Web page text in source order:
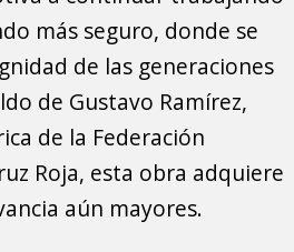
más seguro, donde se
de las generaciones
de Gustavo Ramírez,
de la Federación
Roja, esta obra adquiere
aún mayores.